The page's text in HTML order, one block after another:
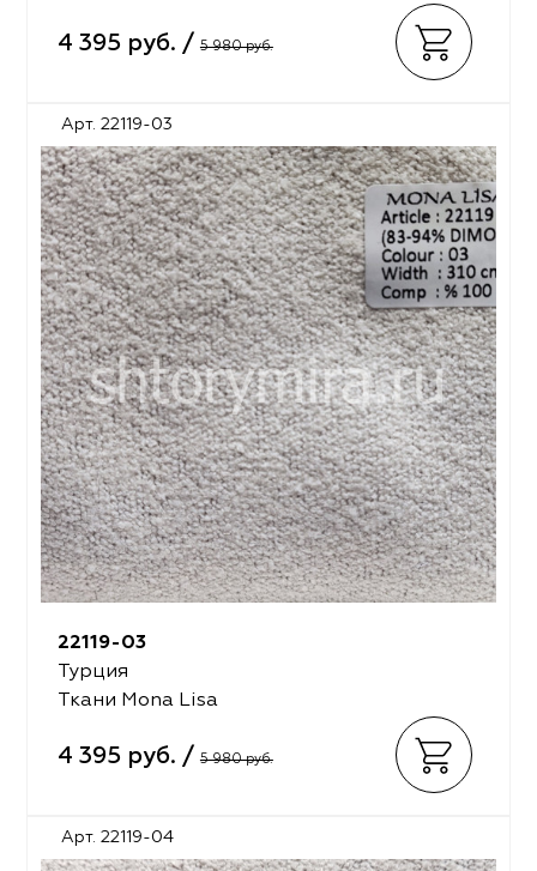
4 395 руб. / 5 980 руб.
Арт. 22119-03
22119-03
Турция
Ткани Mona Lisa
4 395 руб. / 5 980 руб.
Арт. 22119-04